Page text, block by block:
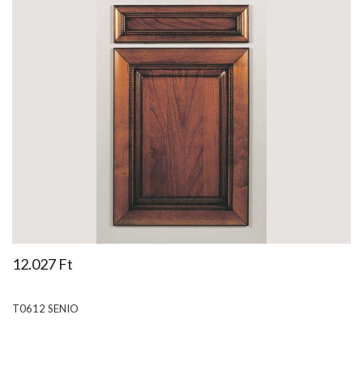
12.027 Ft
T0612 SENIO